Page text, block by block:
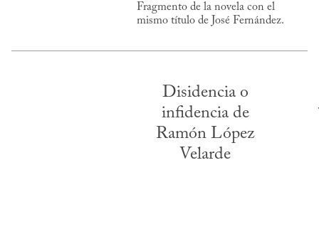
Fragmento de la novela con el
mismo título de José Fernández.
Disidencia o
infidencia de
Ramón López
Velarde